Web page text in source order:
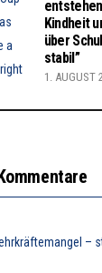
Kindheit
über
stabil”
1. AUGUST
–